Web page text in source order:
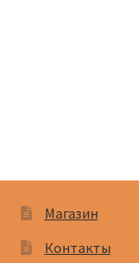
Магазин
Контакты